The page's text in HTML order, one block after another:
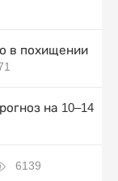
в похищении
на 10–14
6139